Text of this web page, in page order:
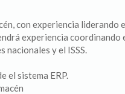
con experiencia liderando
experiencia
nacionales y el ISSS.
el sistema ERP.